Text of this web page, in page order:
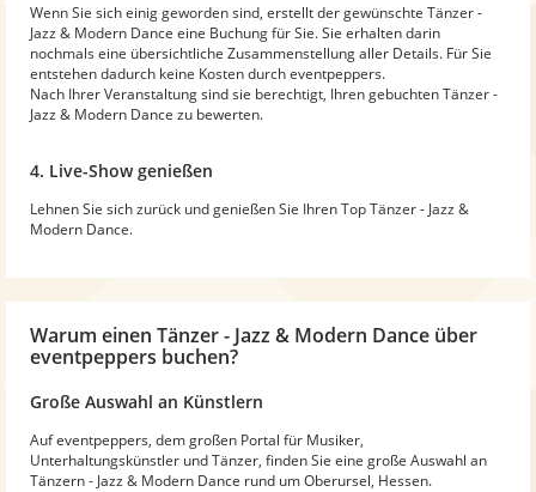
Wenn Sie sich einig geworden sind, erstellt der gewünschte Tänzer -
Jazz & Modern Dance eine Buchung für Sie. Sie erhalten darin
nochmals eine übersichtliche Zusammenstellung aller Details. Für Sie
entstehen dadurch keine Kosten durch eventpeppers.
Nach Ihrer Veranstaltung sind sie berechtigt, Ihren gebuchten Tänzer -
Jazz & Modern Dance zu bewerten.
4. Live-Show genießen
Lehnen Sie sich zurück und genießen Sie Ihren Top Tänzer - Jazz &
Modern Dance.
Warum einen Tänzer - Jazz & Modern Dance über
eventpeppers buchen?
Große Auswahl an Künstlern
Auf eventpeppers, dem großen Portal für Musiker,
Unterhaltungskünstler und Tänzer, finden Sie eine große Auswahl an
Tänzern - Jazz & Modern Dance rund um Oberursel, Hessen.